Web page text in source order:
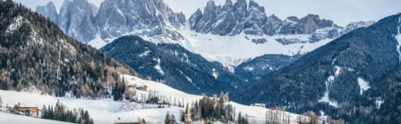
© Krone Multimedia GmbH & Co KG 2026
Muthgasse 2, 1190 Wien